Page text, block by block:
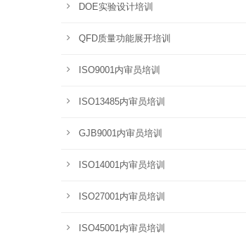
DOE实验设计培训
QFD质量功能展开培训
ISO9001内审员培训
ISO13485内审员培训
GJB9001内审员培训
ISO14001内审员培训
ISO27001内审员培训
ISO45001内审员培训